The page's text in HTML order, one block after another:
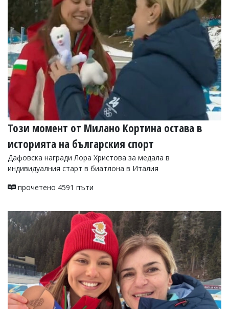
Този момент от Милано Кортина остава в
историята на българския спорт
Дафовска награди Лора Христова за медала в
индивидуалния старт в биатлона в Италия
прочетено 4591 пъти